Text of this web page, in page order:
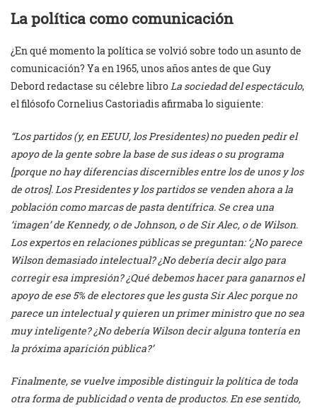
La política como comunicación
¿En qué momento la política se volvió sobre todo un asunto de
comunicación? Ya en 1965, unos años antes de que Guy
Debord redactase su célebre libroLa sociedad del espectáculo,
el filósofo Cornelius Castoriadis afirmaba lo siguiente:
“Los partidos (y, en EEUU, los Presidentes) no pueden pedir el
apoyo de la gente sobre la base de sus ideas o su programa
[porque no hay diferencias discernibles entre los de unos y los
de otros]. Los Presidentes y los partidos se venden ahora a la
población como marcas de pasta dentífrica. Se crea una
‘imagen’ de Kennedy, o de Johnson, o de Sir Alec, o de Wilson.
Los expertos en relaciones públicas se preguntan: ‘¿No parece
Wilson demasiado intelectual? ¿No debería decir algo para
corregir esa impresión? ¿Qué debemos hacer para ganarnos el
apoyo de ese 5% de electores que les gusta Sir Alec porque no
parece un intelectual y quieren un primer ministro que no sea
muy inteligente? ¿No debería Wilson decir alguna tontería en
la próxima aparición pública?’
Finalmente, se vuelve imposible distinguir la política de toda
otra forma de publicidad o venta de productos. En ese sentido,